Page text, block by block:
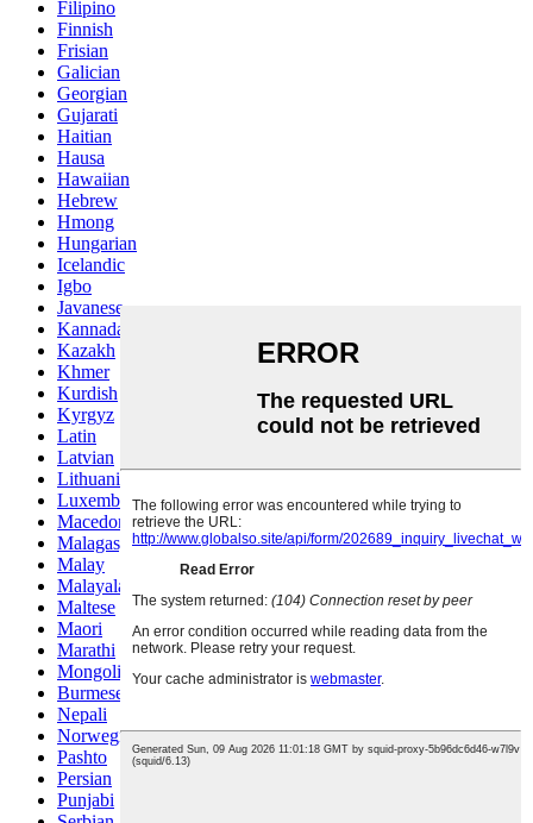
Filipino
Finnish
Frisian
Galician
Georgian
Gujarati
Haitian
Hausa
Hawaiian
Hebrew
Hmong
Hungarian
Icelandic
Igbo
Javanese
Kannada
Kazakh
Khmer
Kurdish
Kyrgyz
Latin
Latvian
Lithuanian
Luxembou..
Macedonian
Malagasy
Malay
Malayalam
Maltese
Maori
Marathi
Mongolian
Burmese
Nepali
Norwegian
Pashto
Persian
Punjabi